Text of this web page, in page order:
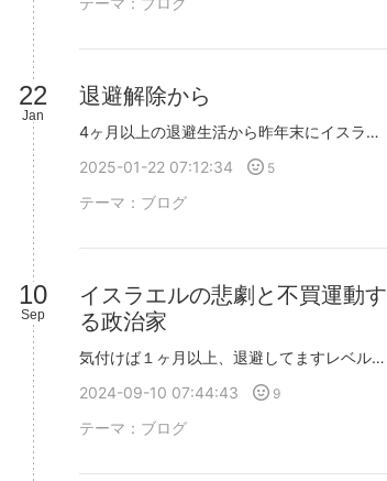
22
Jan
退避解除から
4ヶ月以上の退避生活から昨年末にイスラエルに戻りました恵まれた退避生活ではあったもののずっと仮住まいのような気持ちでしたイスラエルに降りドバイとは異なる景色都会でも整いすぎない雑さ野生的な様子はイスラエル人とも重なります空港から我が家に着くまでのタクシーの中運転手さんが『ただ普通に暮らしたい子どもや孫に教育を受けさせたい西岸地区なんていらないんだそう考えているイスラエル人が大半だでも、、政治は悪い』と、言っていたのが印象的でした私が『イスラエル』のことを発信するとシオニスト虐殺者と罵倒されることがあります私でさえも、、、。ということはイスラエル人はどれだけの憎悪を向けられ罵詈雑言を吐かれたことでしょうかずっと、ずっーと、反ユダヤというのは蔓延っていたのかもしれず戦争という事象を通して思い知ったのかな、、と思いますガザの人々の残酷な映像の影で無惨に殺されていったイスラエル人はなかったことのようにされるような苦しさその一方で親イスラエルを掲げながらイスラム教は嘘つきで残虐なのだという論を唱える人もいます事実を知ることと感情で論を組み立て罵倒し合うことは全然違うと思うイスラム教が残虐なのではなく過激な思想を持つイスラム教が残虐なのだと私は思いますこういうこと言うと『中立という偽善』と言われることもあるし私も『中立』がいいとも思わない 『中立』を装うわけではなく感情を抜いたところで事実を知ることが大切なんじゃないかと思う感情は狂気になることもあると、思うからこそです
2025-01-22 07:12:34
5
テーマ： ブログ
10
Sep
イスラエルの悲劇と不買運動す
る政治家
気付けば１ヶ月以上、退避してますレベル3の危険度ではイスラエルに戻れませんドバイにいてとしても 心は戦争と情勢です6人の人質の方々がIDFによる救助の直前にハマスに殺害されました4人の男性はハマスに抵抗し女性2人を守ろうとしたそうです23さいの男性は手榴弾で腕を吹き飛ばされ拉致され彼のお母様がガザ近くから彼の名を叫び励ましていました亡くなられる直前までお母様の悲痛な思いは届かず死を持って苦しみから解放された息子の魂が安らかであることを望むスピーチをされましたでも、、決して彼女の苦しみは解放されません生きてる間一人一人に人生があり短い生涯を閉じることになりましたハマスは、前回、4人の人質が救出された後、IDFが近づいてきたら人質を殺すよう指示をだしたそうですガザの悲劇、苦痛、絶望感の中にいるガザンガザ市民の命も同様に尊くたくさんのドラマがあり喜びも希望も全て砕かれていくでしょうだけど、イスラエルだけを悪とするのは腑に落ちないのです一般の方なら映像や日本の報道だけで心を痛めるのはわかるのです(偏向報道と印象操作でイラっとしますが)だけど、ある地方の政治家の方がイスラエル製品不買運動をされており政治家という立場ならせめて、イスラエルがどんな状況なのか調べてからにして欲しいと思いましたイスラエルで開発された製品にはたくさんの外国人の方も関わっています日本人もパレスチナ人もねネタニヤフは悪魔のように思われてるかもしれませんが外国人を受け入れての研究に理解を示しております科学、化学、技術開発が平和への道筋を担うという希望も持っているという事実も知って欲しいです
2024-09-10 07:44:43
9
テーマ： ブログ